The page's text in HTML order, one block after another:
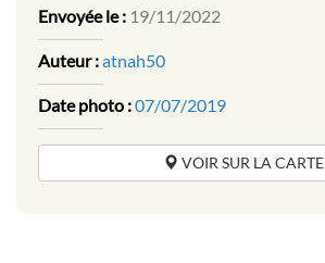
Envoyée le : 19/11/2022
Auteur :atnah50
Date photo :07/07/2019
VOIR SUR LA CARTE